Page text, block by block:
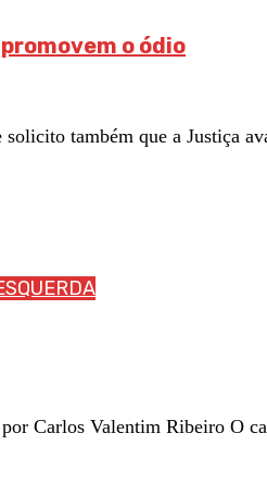
o ódio
solicito também que a Justiça
Carlos Valentim Ribeiro O